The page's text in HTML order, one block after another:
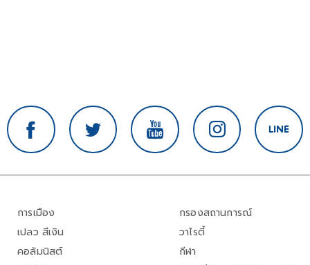
การเมือง
เปลว สีเงิน
คอลัมนิสต์
กรองสถานการณ์
วาไรตี้
กีฬา